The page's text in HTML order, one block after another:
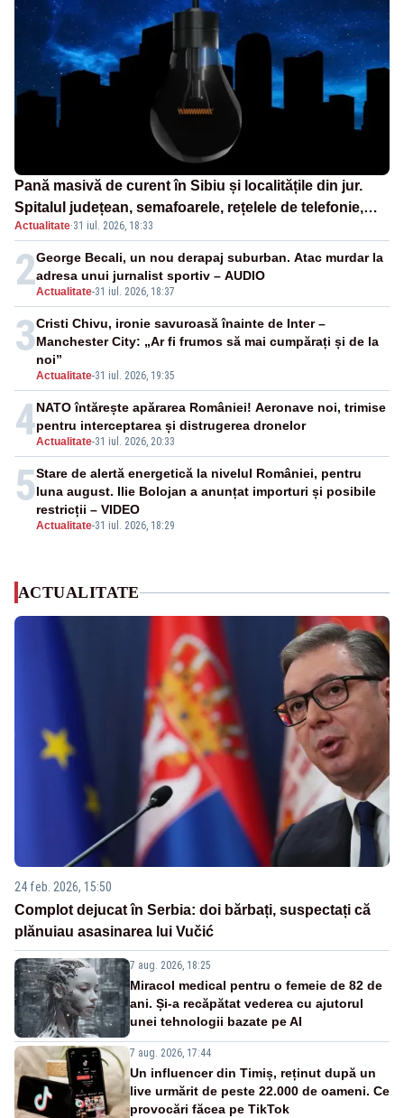
Pană masivă de curent în Sibiu și localitățile din jur.
Spitalul județean, semafoarele, rețelele de telefonie,
grav afectate
Actualitate·31 iul. 2026, 18:33
2Actualitate-31 iul. 2026, 18:37
George Becali, un nou derapaj suburban. Atac murdar la
adresa unui jurnalist sportiv – AUDIO
3
Actualitate-31 iul. 2026, 19:35
Cristi Chivu, ironie savuroasă înainte de Inter –
Manchester City: „Ar fi frumos să mai cumpărați și de la
noi”
4Actualitate-31 iul. 2026, 20:33
NATO întărește apărarea României! Aeronave noi, trimise
pentru interceptarea și distrugerea dronelor
5
Actualitate-31 iul. 2026, 18:29
Stare de alertă energetică la nivelul României, pentru
luna august. Ilie Bolojan a anunțat importuri și posibile
restricții – VIDEO
ACTUALITATE
24 feb. 2026, 15:50
Complot dejucat în Serbia: doi bărbați, suspectați că
plănuiau asasinarea lui Vučić
7 aug. 2026, 18:25
Miracol medical pentru o femeie de 82 de
ani. Și-a recăpătat vederea cu ajutorul
unei tehnologii bazate pe AI
7 aug. 2026, 17:44
Un influencer din Timiș, reținut după un
live urmărit de peste 22.000 de oameni. Ce
provocări făcea pe TikTok